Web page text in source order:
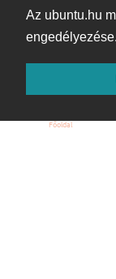
Az ubuntu.hu
engedélyezése.
Főoldal